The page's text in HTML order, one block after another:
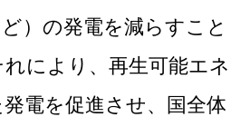
ど）の発電を減らすこと
により、再生可能エネ
電を促進させ、国全体